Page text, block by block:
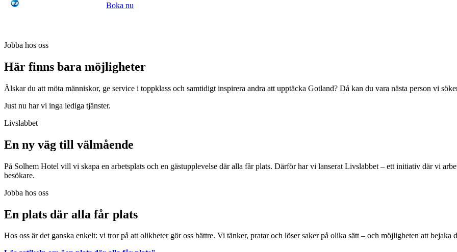
Boka nu
Jobba hos oss
Här finns bara möjligheter
Älskar du att möta människor, ge service i toppklass och samtidigt inspirera andra att upptäcka Gotland? Då kan du vara nästa person vi
Just nu har vi inga lediga tjänster.
Livslabbet
En ny väg till välmående
På Solhem Hotel vill vi skapa en arbetsplats och en gästupplevelse där alla får plats. Därför har vi lanserat Livslabbet – ett initiativ där vi
besökare.
Jobba hos oss
En plats där alla får plats
Hos oss är det ganska enkelt: vi tror på att olikheter gör oss bättre. Vi tänker, pratar och löser saker på olika sätt – och möjligheten att bejaka